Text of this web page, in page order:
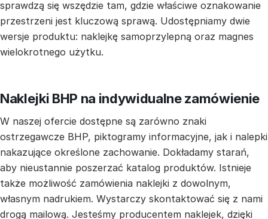
sprawdzą się wszędzie tam, gdzie właściwe oznakowanie
przestrzeni jest kluczową sprawą. Udostępniamy dwie
wersje produktu: naklejkę samoprzylepną oraz magnes
wielokrotnego użytku.
Naklejki BHP na indywidualne zamówienie
W naszej ofercie dostępne są zarówno znaki
ostrzegawcze BHP, piktogramy informacyjne, jak i nalepki
nakazujące określone zachowanie. Dokładamy starań,
aby nieustannie poszerzać katalog produktów. Istnieje
także możliwość zamówienia naklejki z dowolnym,
własnym nadrukiem. Wystarczy skontaktować się z nami
drogą mailową. Jesteśmy producentem naklejek, dzięki